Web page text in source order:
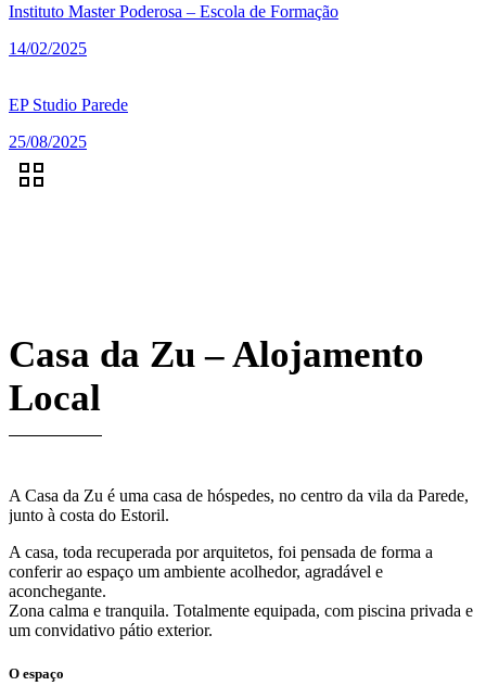
Instituto Master Poderosa – Escola de Formação
14/02/2025
EP Studio Parede
25/08/2025
Casa da Zu – Alojamento
Local
A Casa da Zu é uma casa de hóspedes, no centro da vila da Parede,
junto à costa do Estoril.
A casa, toda recuperada por arquitetos, foi pensada de forma a
conferir ao espaço um ambiente acolhedor, agradável e
aconchegante.
Zona calma e tranquila. Totalmente equipada, com piscina privada e
um convidativo pátio exterior.
O espaço